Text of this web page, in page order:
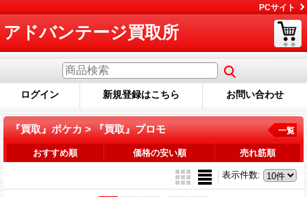
PCサイト
アドバンテージ買取所
ログイン 新規登録はこちら お問い合わせ
『買取』ポケカ > 『買取』プロモ 一覧
おすすめ順 価格の安い順 売れ筋順
表示件数: